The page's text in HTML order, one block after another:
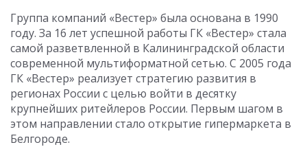
Группа компаний «Вестер» была основана в 1990
году. За 16 лет успешной работы ГК «Вестер» стала
самой разветвленной в Калининградской области
современной мультиформатной сетью. С 2005 года
ГК «Вестер» реализует стратегию развития в
регионах России с целью войти в десятку
крупнейших ритейлеров России. Первым шагом в
этом направлении стало открытие гипермаркета в
Белгороде.